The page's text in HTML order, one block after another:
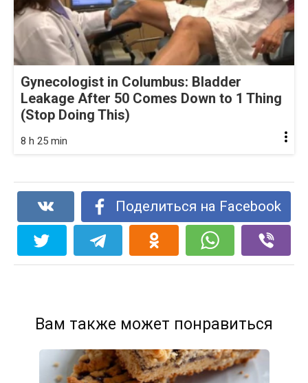
Gynecologist in Columbus: Bladder
Leakage After 50 Comes Down to 1 Thing
(Stop Doing This)
8 h 25 min
Поделиться на Facebook
Вам также может понравиться